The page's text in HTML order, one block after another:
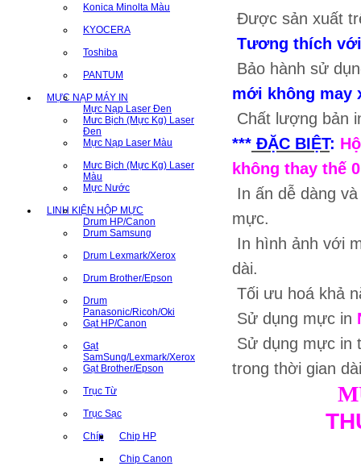
Konica Minolta Màu
KYOCERA
Toshiba
PANTUM
MỰC NẠP MÁY IN
Mực Nạp Laser Đen
Mưc Bịch (Mực Kg) Laser
Đen
Mực Nạp Laser Màu
Mưc Bịch (Mực Kg) Laser
Màu
Mực Nước
LINH KIỆN HỘP MỰC
Drum HP/Canon
Drum Samsung
Drum Lexmark/Xerox
Drum Brother/Epson
Drum
Panasonic/Ricoh/Oki
Gạt HP/Canon
Gạt
SamSung/Lexmark/Xerox
Gạt Brother/Epson
Trục Từ
Trục Sạc
Chíp Chip HP
Chip Canon
Được sản xuất
Tương thích
Bảo hành sử
mới không may
Chất lượng bản
*** ĐẶC BIỆT:
không thay thế
In ấn dễ dàng
mực.
In hình ảnh với
dài.
Tối ưu hoá khả
Sử dụng mực in
Sử dụng mực
trong thời gian